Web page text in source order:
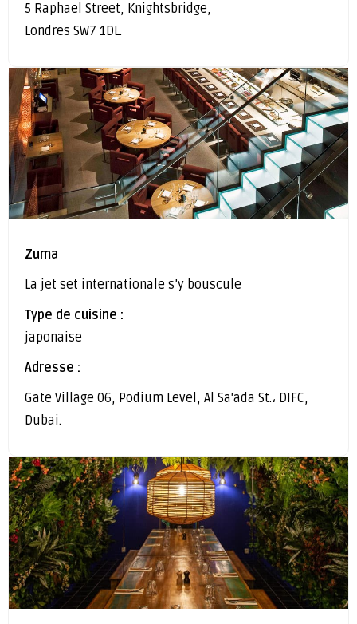
5 Raphael Street, Knightsbridge,
Londres SW7 1DL.
Zuma
La jet set internationale s’y bouscule
Type de cuisine :
japonaise
Adresse :
Gate Village 06, Podium Level, Al Sa'ada St.، DIFC,
Dubai.